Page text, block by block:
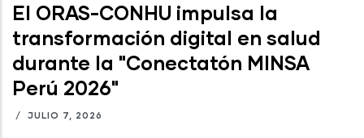
El ORAS-CONHU impulsa la
transformación digital en salud
durante la "Conectatón MINSA
Perú 2026"
/ JULIO 7, 2026